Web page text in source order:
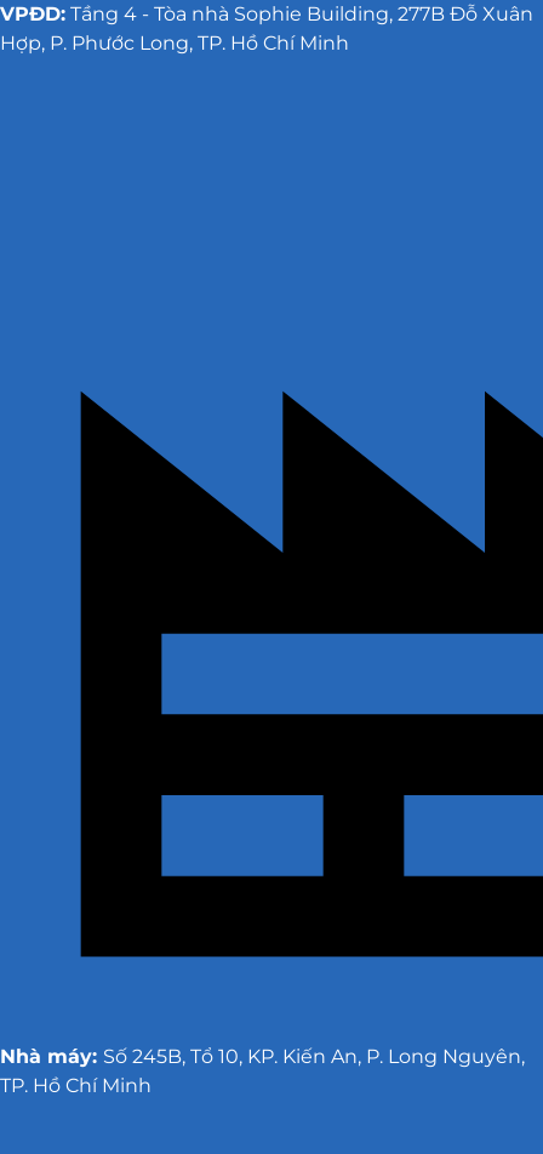
VPĐD: Tầng 4 - Tòa nhà Sophie Building, 277B Đỗ Xuân
Hợp, P. Phước Long, TP. Hồ Chí Minh
Nhà máy: Số 245B, Tổ 10, KP. Kiến An, P. Long Nguyên,
TP. Hồ Chí Minh